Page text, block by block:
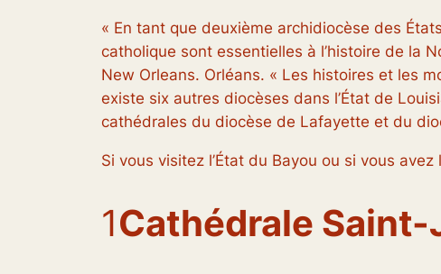
« En tant que deuxième archidiocèse des
catholique sont essentielles à l’histoire de la
New Orleans. Orléans. « Les histoires et les
existe six autres diocèses dans l’État de
cathédrales du diocèse de Lafayette et du
Si vous visitez l’État du Bayou ou si vous
1Cathédrale Saint-